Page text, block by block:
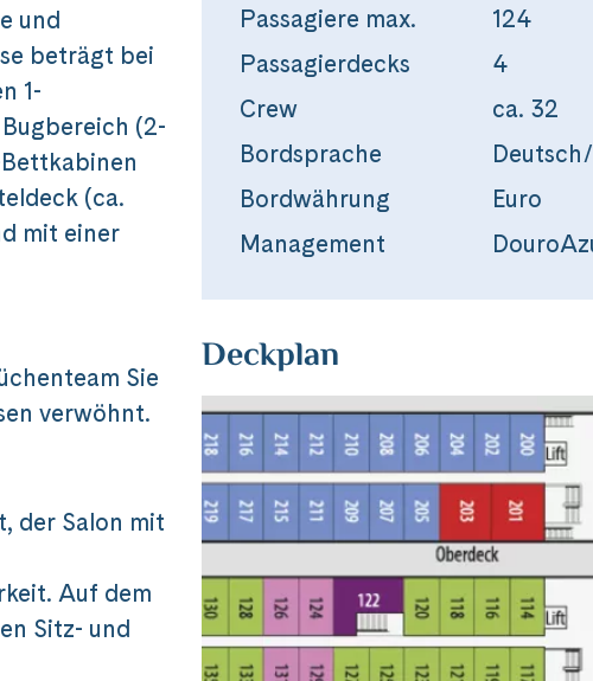
und
beträgt bei
1-
(2-
(ca.
mit einer
Sie
verwöhnt.
der Salon mit
Auf dem
Sitz- und
Passagiere max.
124
Passagierdecks
4
Crew
ca. 32
Bordsprache
Bordwährung
Euro
Management
Deckplan